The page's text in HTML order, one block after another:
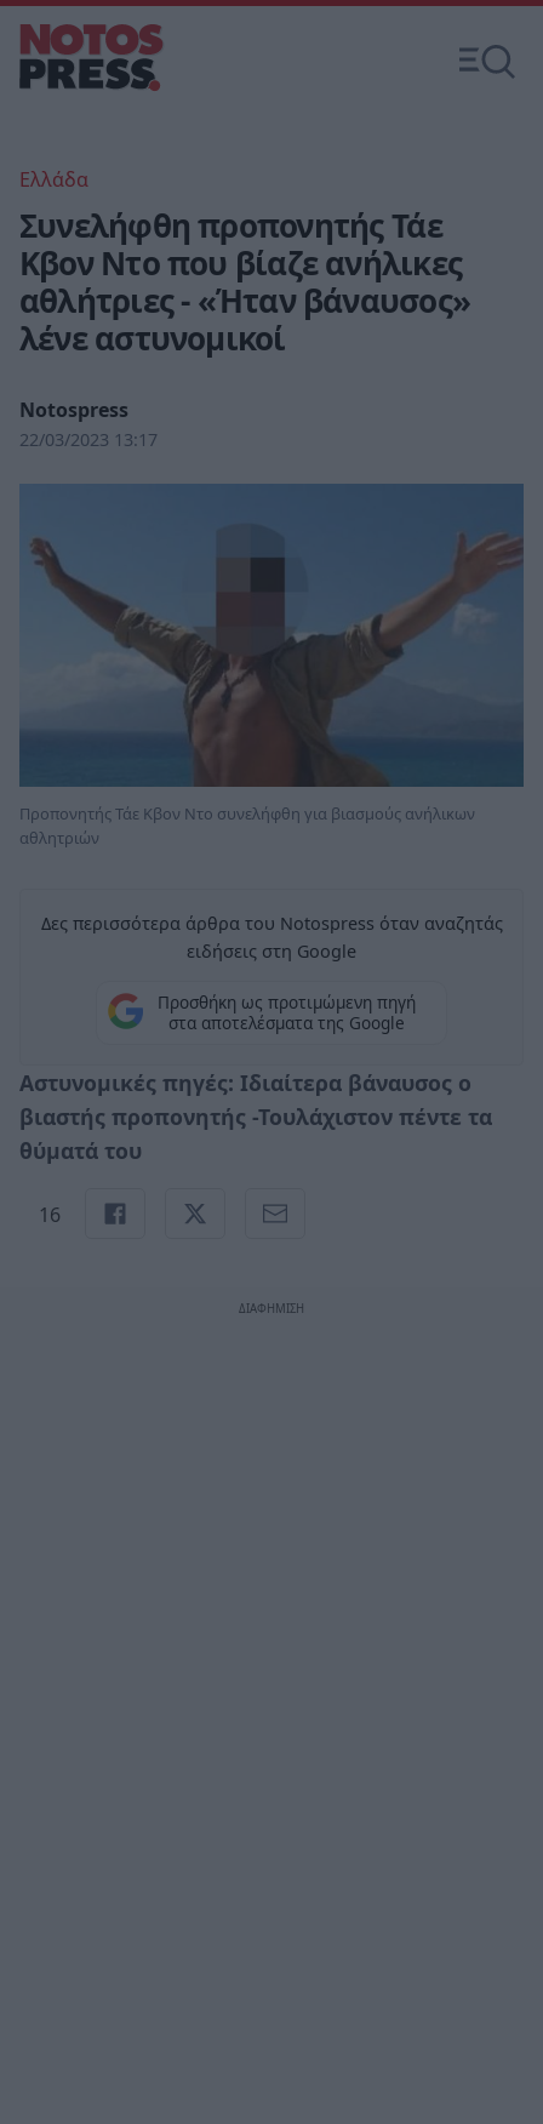
Ελλάδα
Συνελήφθη προπονητής Τάε
Κβον Ντο που βίαζε ανήλικες
αθλήτριες - «Ήταν βάναυσος»
λένε αστυνομικοί
Notospress
22/03/2023 13:17
Προπονητής Τάε Κβον Ντο συνελήφθη για βιασμούς ανήλικων
αθλητριών
Δες περισσότερα άρθρα του Notospress όταν αναζητάς
ειδήσεις στη Google
Προσθήκη ως προτιμώμενη πηγή
στα αποτελέσματα της Google
Αστυνομικές πηγές: Ιδιαίτερα βάναυσος ο
βιαστής προπονητής -Τουλάχιστον πέντε τα
θύματά του
16